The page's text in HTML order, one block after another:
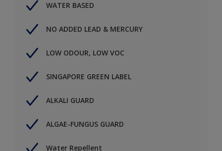
WATER BASED
NO ADDED LEAD & MERCURY
LOW ODOUR, LOW VOC
SINGAPORE GREEN LABEL
ALKALI GUARD
ALGAE-FUNGUS GUARD
Water Repellent